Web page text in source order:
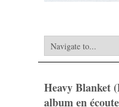
Heavy Blanket
album en écoute